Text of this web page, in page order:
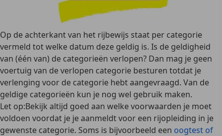
Op de achterkant van het rijbewijs staat per categorie
vermeld tot welke datum deze geldig is. Is de geldigheid
van (één van) de categorieën verlopen? Dan mag je geen
voertuig van de verlopen categorie besturen totdat je
verlenging voor de categorie hebt aangevraagd. Van de
geldige categorieën kun je nog wel gebruik maken.
Let op:Bekijk altijd goed aan welke voorwaarden je moet
voldoen voordat je je aanmeldt voor een rijopleiding in je
gewenste categorie. Soms is bijvoorbeeld een oogtest of